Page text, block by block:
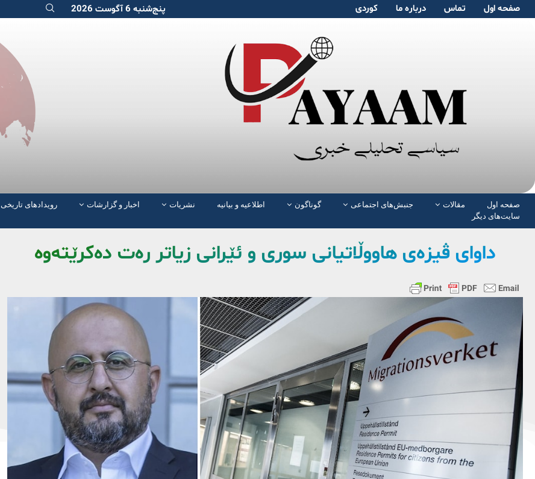
صفحە اول تماس دربارە ما کوردی پنج‌شنبه 6 آگوست 2026
صفحە اول مقالات جنبش‌های اجتماعی گوناگون اطلاعیه و بیانیه نشریات اخبار و گزارشات رویدادهای تاریخی
سایت‌های دیگر
داوای ڤیزەی هاووڵاتیانی سوری و ئێرانی زیاتر رەت دەکرێتەوە